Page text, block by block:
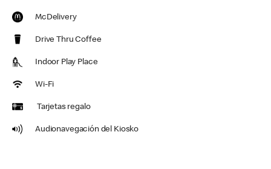
McDelivery
Drive Thru Coffee
Indoor Play Place
Wi-Fi
Tarjetas regalo
Audionavegación del Kiosko